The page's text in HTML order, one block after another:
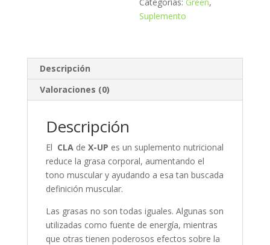
Suplemento
Descripción
Valoraciones (0)
Descripción
El CLAde X-UP es un suplemento nutricional
reduce la grasa corporal, aumentando el
tono muscular y ayudando a esa tan buscada
definición muscular.
Las grasas no son todas iguales. Algunas son
utilizadas como fuente de energía, mientras
que otras tienen poderosos efectos sobre la